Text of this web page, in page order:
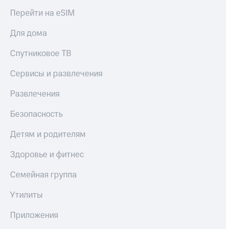
Перейти на eSIM
Для дома
Спутниковое ТВ
Сервисы и развлечения
Развлечения
Безопасность
Детям и родителям
Здоровье и фитнес
Семейная группа
Утилиты
Приложения